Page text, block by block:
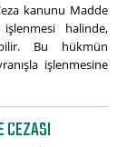
kanunu Madde
halinde,
Bu hükmün
işlenmesine
CEZASI